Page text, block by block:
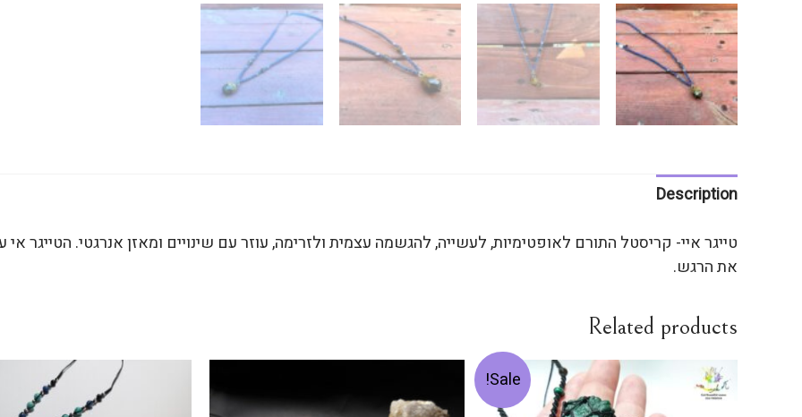
Description
טייגר איי- קריסטל התורם לאופטימיות, לעשייה, להגשמה עצמית ולזרימה, עוזר עם שינויים ומאזן אנרגטי. הטייגר אי
את הרגש.
Related products
Sale!